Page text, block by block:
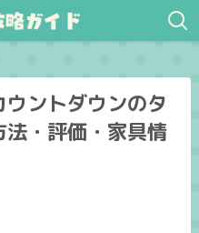
ウントダウンのタ
法・評価・家具情